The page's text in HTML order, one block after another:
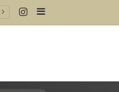
InstagramBarra Lateral